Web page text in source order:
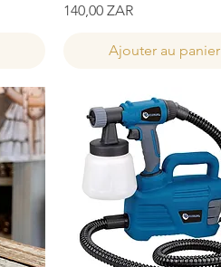
Prix
140,00 ZAR
Ajouter au panier